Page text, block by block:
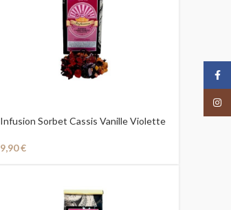
Infusion Sorbet Cassis Vanille Violette
9,90€